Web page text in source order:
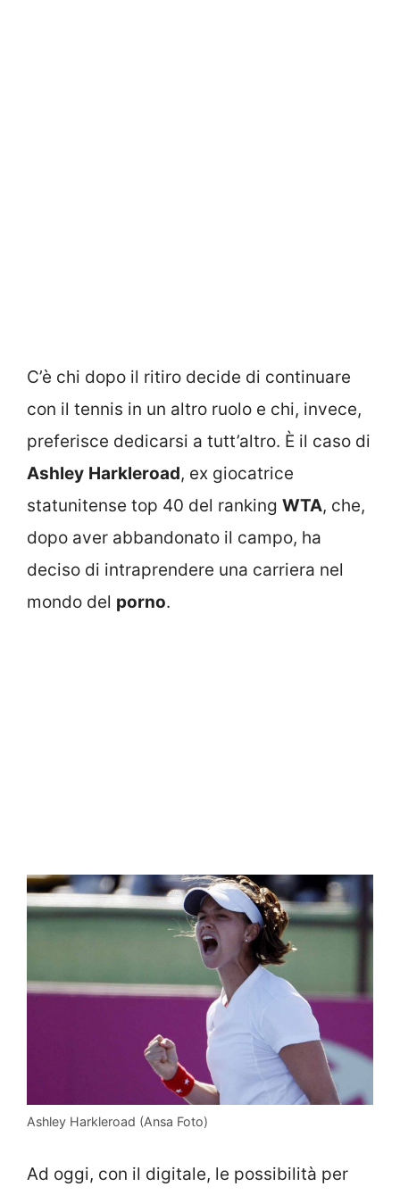
C’è chi dopo il ritiro decide di continuare
con il tennis in un altro ruolo e chi, invece,
preferisce dedicarsi a tutt’altro. È il caso di
Ashley Harkleroad, ex giocatrice
statunitense top 40 del ranking WTA, che,
dopo aver abbandonato il campo, ha
deciso di intraprendere una carriera nel
mondo del porno.
Ashley Harkleroad (Ansa Foto)
Ad oggi, con il digitale, le possibilità per